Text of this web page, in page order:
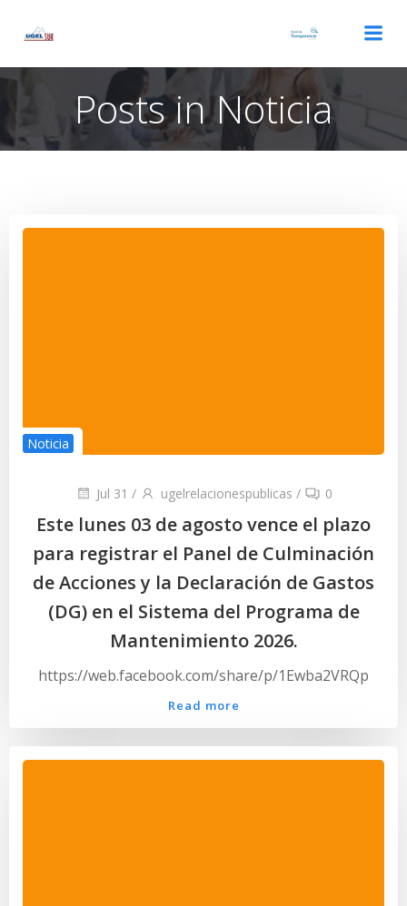
Posts in Noticia
Noticia
Jul 31 / ugelrelacionespublicas / 0
Este lunes 03 de agosto vence el plazo
para registrar el Panel de Culminación
de Acciones y la Declaración de Gastos
(DG) en el Sistema del Programa de
Mantenimiento 2026.
https://web.facebook.com/share/p/1Ewba2VRQp
Read more